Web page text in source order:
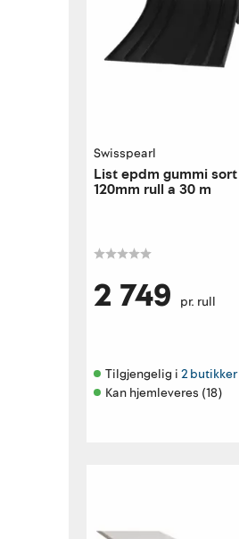
Swisspearl
List epdm gummi sort
120mm rull a 30 m
2 749 pr. rull
Tilgjengelig i 2 butikker
Kan hjemleveres (18)